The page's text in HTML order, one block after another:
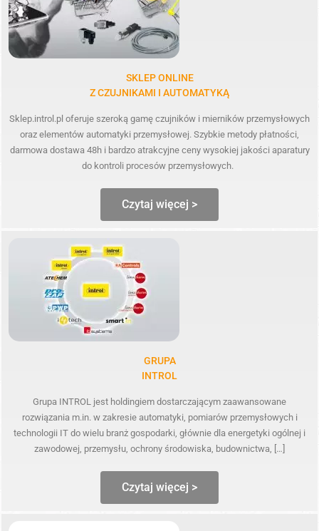
SKLEP ONLINE
Z CZUJNIKAMI I AUTOMATYKĄ
Sklep.introl.pl oferuje szeroką gamę czujników i mierników przemysłowych
oraz elementów automatyki przemysłowej. Szybkie metody płatności,
darmowa dostawa 48h i bardzo atrakcyjne ceny wysokiej jakości aparatury
do kontroli procesów przemysłowych.
Czytaj więcej >
GRUPA
INTROL
Grupa INTROL jest holdingiem dostarczającym zaawansowane
rozwiązania m.in. w zakresie automatyki, pomiarów przemysłowych i
technologii IT do wielu branż gospodarki, głównie dla energetyki ogólnej i
zawodowej, przemysłu, ochrony środowiska, budownictwa, […]
Czytaj więcej >